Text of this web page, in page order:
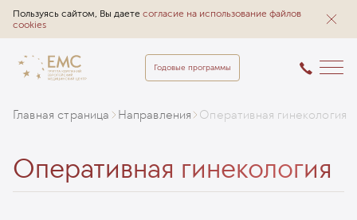
Пользуясь сайтом, Вы даете согласие на использование файлов
cookies
Годовые программы
Главная страница Направления Оперативная гинекология
Оперативная гинекология